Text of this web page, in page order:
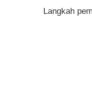
Langkah